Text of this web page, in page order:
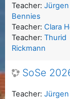
Teacher: Jürgen
Bennies
Teacher: Clara
Teacher: Thurid
Rickmann
SoSe
Teacher: Jürgen